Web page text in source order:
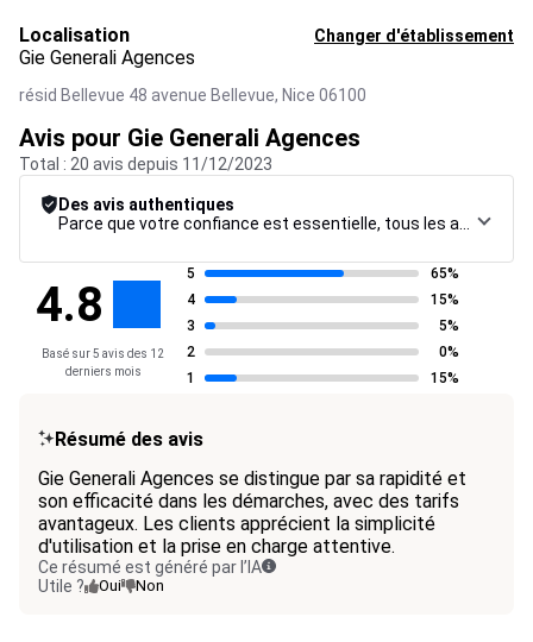
Localisation Changer d'établissement
Gie Generali Agences
résid Bellevue 48 avenue Bellevue, Nice 06100
Avis pour Gie Generali Agences
Total : 20 avis depuis 11/12/2023
Des avis authentiques
4.8
Basé sur 5 avis des 12
derniers mois
5
65%
4
15%
3
5%
2
0%
1
15%
Résumé des avis
Gie Generali Agences se distingue par sa rapidité et
son efficacité dans les démarches, avec des tarifs
avantageux. Les clients apprécient la simplicité
d'utilisation et la prise en charge attentive.
Ce résumé est généré par l’IA
Utile ?
Oui Non